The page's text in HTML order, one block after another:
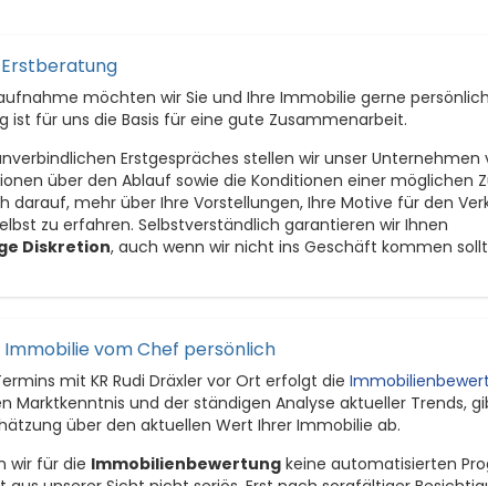
Erstberatung
möchten wir Sie und Ihre Immobilie gerne
ist für uns die Basis für eine gute Zusammenarbeit.
Erstgespräches stellen wir unser Unternehmen
über den Ablauf sowie die Konditionen einer möglichen
darauf, mehr über Ihre Vorstellungen, Ihre Motive für den
zu erfahren. Selbstverständlich garantieren wir Ihnen
Diskretion, auch wenn wir nicht ins Geschäft kommen
vom Chef persönlich
mit KR Rudi Dräxler vor Ort erfolgt die
Marktkenntnis und der ständigen Analyse aktueller Trends,
über den aktuellen Wert Ihrer Immobilie ab.
wir für die Immobilienbewertung keine automatisierten